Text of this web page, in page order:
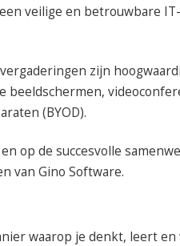
veilige en betrouwbare
zijn
beeldschermen,
(BYOD).
op de succesvolle
van Gino Software.
waarop je denkt, leert